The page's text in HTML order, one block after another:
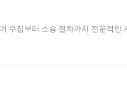
수집부터 소송 절차까지 전문적인